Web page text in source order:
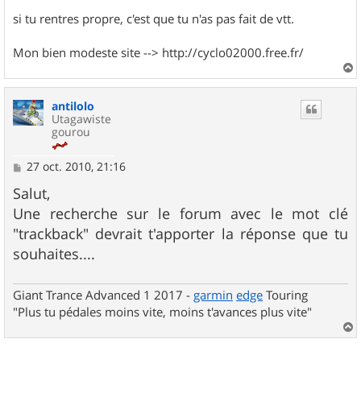
si tu rentres propre, c'est que tu n'as pas fait de vtt.
Mon bien modeste site --> http://cyclo02000.free.fr/
a
antilolo
Utagawiste
gourou
M
s
s
a
g
e
27 oct. 2010, 21:16
Salut,
Une recherche sur le forum avec le mot clé
"trackback" devrait t'apporter la réponse que tu
souhaites....
Giant Trance Advanced 1 2017 - garmin edge Touring
"Plus tu pédales moins vite, moins t'avances plus vite"
a